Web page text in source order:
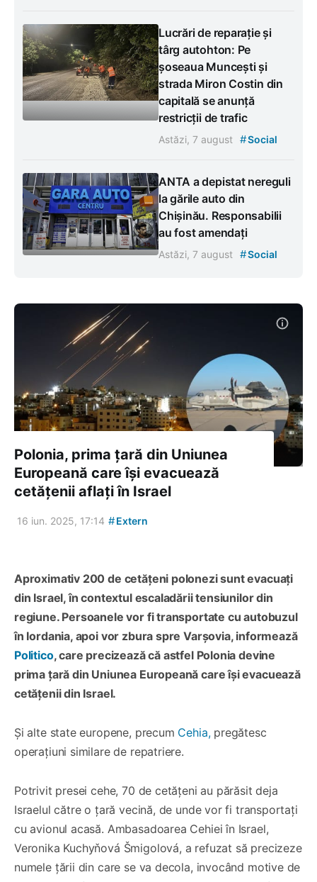
Lucrări de reparație și
târg autohton: Pe
șoseaua Muncești și
strada Miron Costin din
capitală se anunță
restricții de trafic
Astăzi, 7 august #Social
ANTA a depistat nereguli
la gările auto din
Chișinău. Responsabilii
au fost amendați
Astăzi, 7 august #Social
Polonia, prima țară din Uniunea
Europeană care își evacuează
cetățenii aflați în Israel
16 iun. 2025, 17:14 #Extern
Aproximativ 200 de cetățeni polonezi sunt evacuați
din Israel, în contextul escaladării tensiunilor din
regiune. Persoanele vor fi transportate cu autobuzul
în Iordania, apoi vor zbura spre Varșovia, informează
Politico, care precizează că astfel Polonia devine
prima țară din Uniunea Europeană care își evacuează
cetățenii din Israel.
Și alte state europene, precum Cehia, pregătesc
operațiuni similare de repatriere.
Potrivit presei cehe, 70 de cetățeni au părăsit deja
Israelul către o țară vecină, de unde vor fi transportați
cu avionul acasă. Ambasadoarea Cehiei în Israel,
Veronika Kuchyňová Šmigolová, a refuzat să precizeze
numele țării din care se va decola, invocând motive de